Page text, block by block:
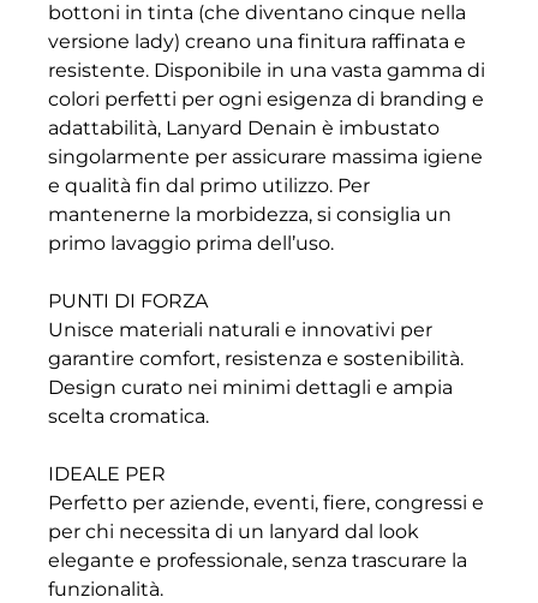
bottoni in tinta (che diventano cinque nella
versione lady) creano una finitura raffinata e
resistente. Disponibile in una vasta gamma di
colori perfetti per ogni esigenza di branding e
adattabilità, Lanyard Denain è imbustato
singolarmente per assicurare massima igiene
e qualità fin dal primo utilizzo. Per
mantenerne la morbidezza, si consiglia un
primo lavaggio prima dell’uso.
PUNTI DI FORZA
Unisce materiali naturali e innovativi per
garantire comfort, resistenza e sostenibilità.
Design curato nei minimi dettagli e ampia
scelta cromatica.
IDEALE PER
Perfetto per aziende, eventi, fiere, congressi e
per chi necessita di un lanyard dal look
elegante e professionale, senza trascurare la
funzionalità.